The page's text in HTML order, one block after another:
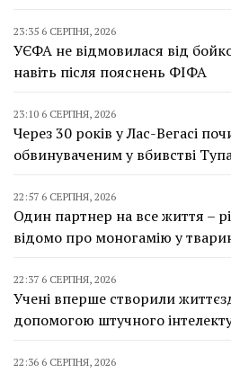
23:35 6 СЕРПНЯ, 2026
УЄФА не відмовилася від
навіть після пояснень ФІФА
23:10 6 СЕРПНЯ, 2026
Через 30 років у Лас-Вегасі
обвинуваченим у вбивстві
22:57 6 СЕРПНЯ, 2026
Один партнер на все життя –
відомо про моногамію у
22:37 6 СЕРПНЯ, 2026
Учені вперше створили
допомогою штучного
22:36 6 СЕРПНЯ, 2026